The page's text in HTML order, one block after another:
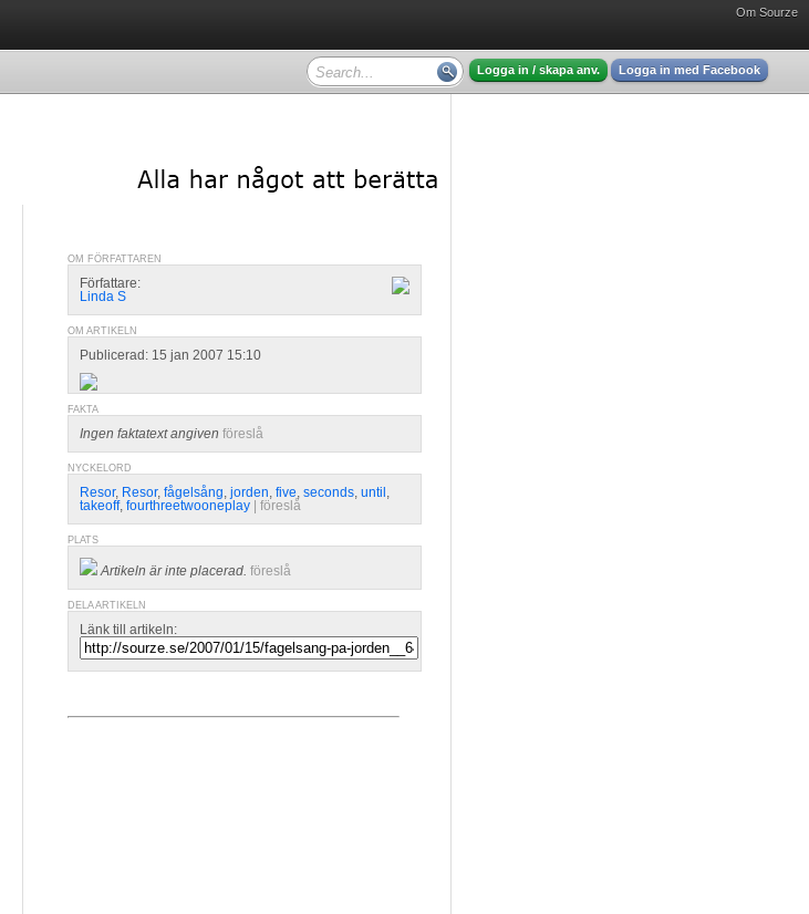
Om Sourze
Logga in / skapa anv. Logga in med Facebook
OM FÖRFATTAREN
Författare:
Linda S
OM ARTIKELN
Publicerad: 15 jan 2007 15:10
FAKTA
Ingen faktatext angiven föreslå
NYCKELORD
Resor, Resor, fågelsång, jorden, five, seconds, until ,
takeoff, fourthreetwooneplay föreslå
PLATS
Artikeln är inte placerad. föreslå
DELA ARTIKELN
Länk till artikeln: